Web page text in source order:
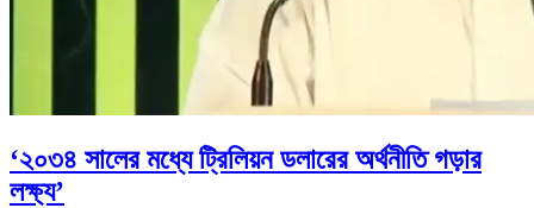
‘২০৩৪ সালের মধ্যে ট্রিলিয়ন ডলারের অর্থনীতি গড়ার
লক্ষ্য’